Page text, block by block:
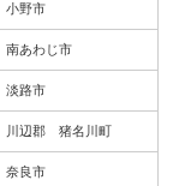
小野市
南あわじ市
淡路市
川辺郡 猪名川町
奈良市